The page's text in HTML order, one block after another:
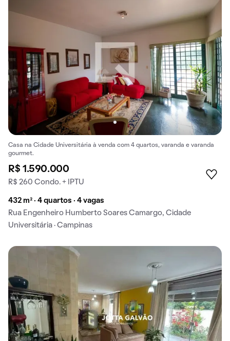
Casa na Cidade Universitária à venda com 4 quartos, varanda e varanda
gourmet.
R$ 1.590.000
R$ 260 Condo. + IPTU
432 m² · 4 quartos · 4 vagas
Rua Engenheiro Humberto Soares Camargo, Cidade
Universitária · Campinas